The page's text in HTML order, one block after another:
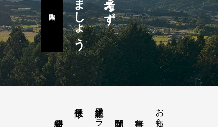
お知らせ
新選組コラム